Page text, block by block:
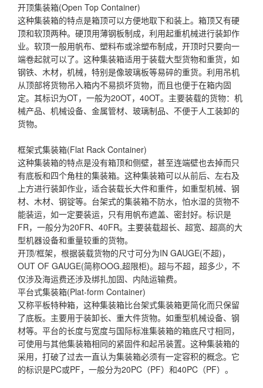
开顶集装箱(Open Top Container)
这种集装箱的特点是箱顶可以方便地取下和装上。箱顶又有硬
顶和软顶两种。硬顶用薄钢板制成，利用起重机械进行装卸作
业。软顶一般用帆布、塑料布或涂塑布制成，开顶时只要向一
端卷起就可以了。这种集装箱适用于装载大型货物和重货，如
钢铁、木材，机械，特别是像玻璃板等易碎的重货。利用吊机
从顶部将货物吊入箱内不易损坏货物，而且也便于在箱内固
定。其标识为OT，一般为20OT，40OT。主要装载的货物：机
械产品、机械设备、金属管材、玻璃制品、不便于人工装卸的
货物。
框架式集装箱(Flat Rack Container)
这种集装箱的特点是没有箱顶和侧壁，甚至连端壁也去掉而只
有底板和四个角柱的集装箱。这种集装箱可以从前后、左右及
上方进行装卸作业，适合装载长大件和重件，如重型机械、钢
材、木材、钢锭等。台架式的集装箱不防水，怕水湿的货物不
能装运，如一定要装运，只有用帆布遮盖、密封好。标识是
FR，一般分为20FR、40FR。主要装载超长、超宽、超高的大
型机器设备和重量较重的货物。
开顶/框架，根据装载货物的尺寸可分为IN GAUGE(不超)，
OUT OF GAUGE(简称OOG,超限柜)。超与不超，超多少，不
仅涉及海运费还涉及绑扎加固、内陆运输费。
平台式集装箱(Plat-form Container)
又称平板特种箱，这种集装箱比台架式集装箱更简化而只保留
了底板。主要用于装卸长、重大件货物。如重型机械设备、钢
材等。平台的长度与宽度与国际标准集装箱的箱底尺寸相同，
可使用与其他集装箱相同的紧固件和起吊装置。这种集装箱的
采用，打破了过去一直认为集装箱必须有一定容积的概念。它
的标识是PC或PF，一般分为20PC（PF）和40PC（PF）。